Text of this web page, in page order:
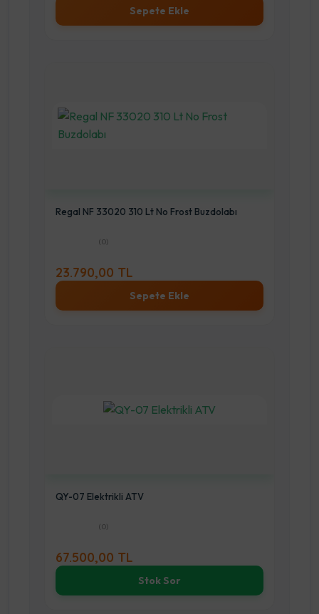
Sepete Ekle
Regal NF 33020 310 Lt No Frost Buzdolabı
(0)
23.790,00 TL
Sepete Ekle
QY-07 Elektrikli ATV
(0)
67.500,00 TL
Stok Sor